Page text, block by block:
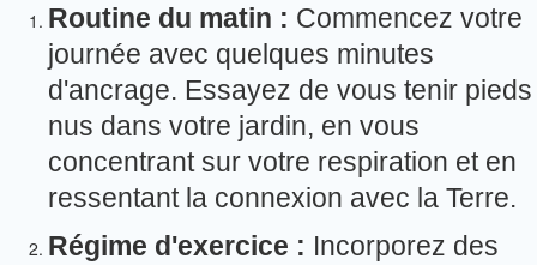
Routine du matin : Commencez votre
journée avec quelques minutes
d'ancrage. Essayez de vous tenir pieds
nus dans votre jardin, en vous
concentrant sur votre respiration et en
ressentant la connexion avec la Terre.
Régime d'exercice : Incorporez des